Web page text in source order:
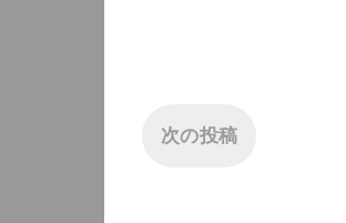
次の投稿